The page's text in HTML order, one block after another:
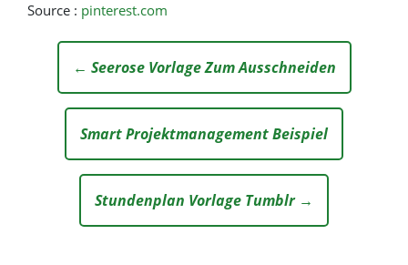
Source : pinterest.com
← Seerose Vorlage Zum Ausschneiden
Smart Projektmanagement Beispiel
Stundenplan Vorlage Tumblr →